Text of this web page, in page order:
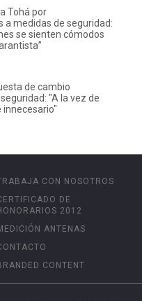
Tohá por
a medidas de seguridad:
se sienten cómodos
de cambio
"A la vez de
CON NOSOTROS
DE
2012
ANTENAS
CONTENT